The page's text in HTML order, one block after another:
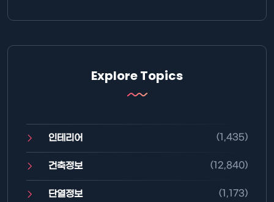
Explore Topics
인테리어 (1,435)
건축정보 (12,840)
단열정보 (1,173)